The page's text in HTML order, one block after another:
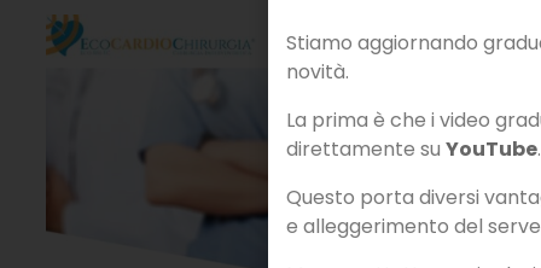
Stiamo aggiornando
novità.
La prima è che i video
direttamente su YouTube.
Questo porta diversi
e alleggerimento del